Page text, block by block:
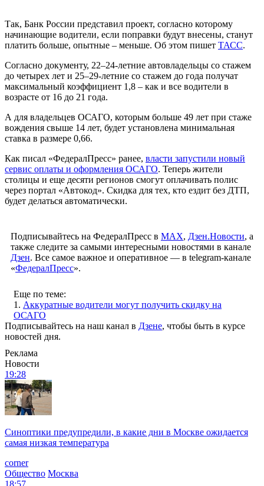
Так, Банк России представил проект, согласно которому
начинающие водители, если поправки будут внесены, станут
платить больше, опытные – меньше. Об этом пишет ТАСС.
Согласно документу, 22–24-летние автовладельцы со стажем
до четырех лет и 25–29-летние со стажем до года получат
максимальный коэффициент 1,8 – как и все водители в
возрасте от 16 до 21 года.
А для владельцев ОСАГО, которым больше 49 лет при стаже
вождения свыше 14 лет, будет установлена минимальная
ставка в размере 0,66.
Как писал «ФедералПресс» ранее, власти запустили новый
сервис оплаты и оформления ОСАГО. Теперь жители
столицы и еще десяти регионов смогут оплачивать полис
через портал «Автокод». Скидка для тех, кто ездит без ДТП,
будет делаться автоматически.
Подписывайтесь на ФедералПресс в МАХ, Дзен.Новости, а
также следите за самыми интересными новостями в канале
Дзен. Все самое важное и оперативное — в telegram-канале
«ФедералПресс».
Еще по теме:
1. Аккуратные водители могут получить скидку на
ОСАГО
Подписывайтесь на наш канал в Дзене, чтобы быть в курсе
новостей дня.
Реклама
Новости
19:28
Синоптики предупредили, в какие дни в Москве ожидается
самая низкая температура
corner
Общество Москва
18:57